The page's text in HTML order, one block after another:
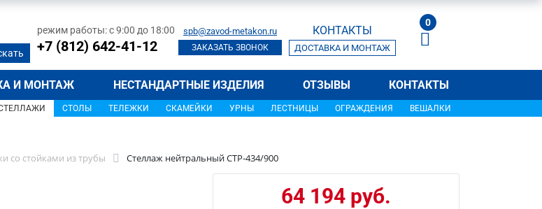
режим работы: с 9:00 до 18:00
+7 (812) 642-41-12
spb@zavod-metakon.ru
ЗАКАЗАТЬ ЗВОНОК
КОНТАКТЫ
ДОСТАВКА И МОНТАЖ
0
И МОНТАЖ НЕСТАНДАРТНЫЕ ИЗДЕЛИЯ ОТЗЫВЫ КОНТАКТЫ
СТОЛЫ ТЕЛЕЖКИ СКАМЕЙКИ УРНЫ ЛЕСТНИЦЫ ОГРАЖДЕНИЯ ВЕШАЛКИ
со стойками из трубы Стеллаж нейтральный СТР-434/900
64 194 руб.